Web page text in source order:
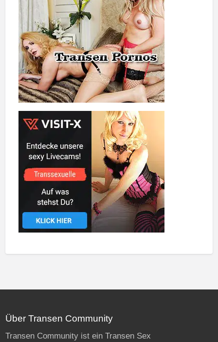
Über Transen Community
Transen Community ist ein Transen Sex